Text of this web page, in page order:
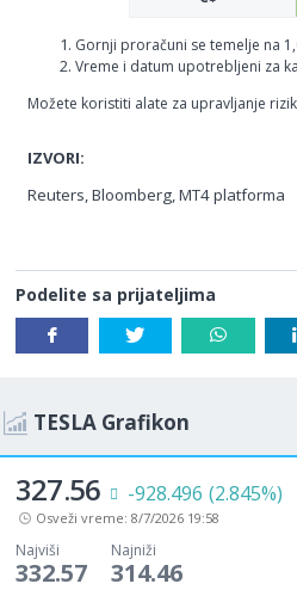
Gornji proračuni se temelje na
Vreme i datum upotrebljeni za
Možete koristiti alate za upravljanje
IZVORI:
Reuters, Bloomberg, MT4 platforma
Podelite sa prijateljima
TESLA Grafikon
327.56 -928.496 (2.845%)
Osveži vreme: 8/7/2026 19:58
Najviši
332.57
Najniži
314.46